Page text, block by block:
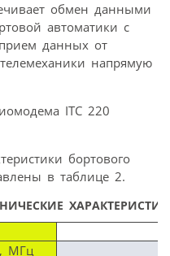
обмен данными
автоматики с
данных от
напрямую
ITC 220
бортового
в таблице 2.
МГц